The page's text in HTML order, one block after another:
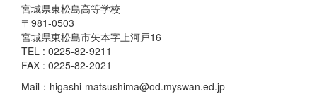
宮城県東松島高等学校
〒981-0503
宮城県東松島市矢本字上河戸16
TEL : 0225-82-9211
FAX : 0225-82-2021
Mail：higashi-matsushima@od.myswan.ed.jp